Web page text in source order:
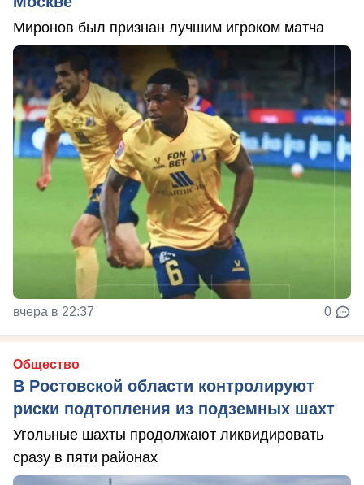
Миронов был признан лучшим игроком матча
вчера в 22:37 0
Общество
В Ростовской области контролируют
риски подтопления из подземных шахт
Угольные шахты продолжают ликвидировать
сразу в пяти районах